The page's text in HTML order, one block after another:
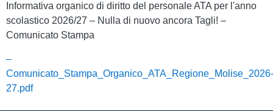
Informativa organico di diritto del personale ATA per l'anno
scolastico 2026/27 – Nulla di nuovo ancora Tagli! –
Comunicato Stampa
–
Comunicato_Stampa_Organico_ATA_Regione_Molise_2026-
27.pdf